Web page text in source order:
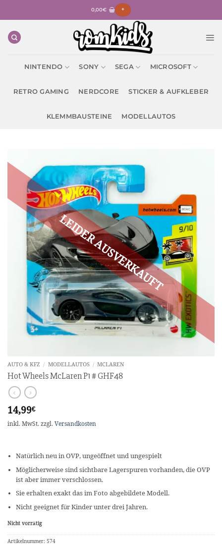
0,00€ +
NINTENDO SONY SEGA MICROSOFT
RETRO GAMING NERDCORE STICKER & AUFKLEBER
KLEMMBAUSTEINE MODELLAUTOS
AUTO & KFZ / MODELLAUTOS / MCLAREN
Hot Wheels McLaren P1 # GHF48
14,99€
inkl. MwSt. zzgl. Versandkosten
Natürlich neu in OVP, ungeöffnet und ungespielt
Möglicherweise sind sichtbare Lagerspuren vorhanden, die OVP
ist aber immer verschlossen.
Sie erhalten exakt das im Foto abgebildete Modell.
Nicht geeignet für Kinder unter drei Jahren.
Nicht vorrätig
Artikelnummer: 574